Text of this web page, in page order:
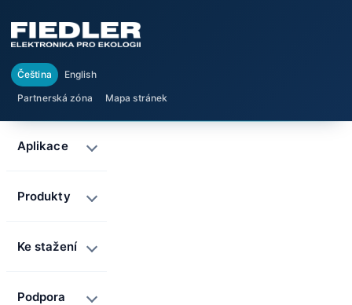
Čeština
English
Partnerská zóna
Mapa stránek
Aplikace
Produkty
Ke stažení
Podpora